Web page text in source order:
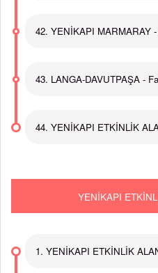
42. YENİKAPI MARMARAY
43. LANGA-DAVUTPAŞA -
44. YENİKAPI ETKİNLİK
YENİKAPI
1. YENİKAPI ETKİNLİK